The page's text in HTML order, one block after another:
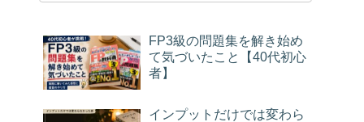
FP3級の問題集を解き始め
て気づいたこと【40代初心
者】
インプットだけでは変わら